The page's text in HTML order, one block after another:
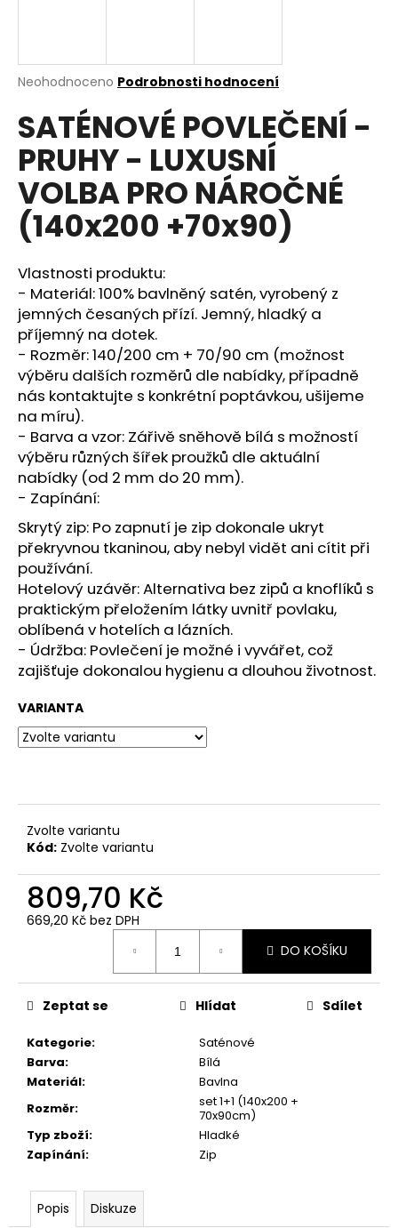
Průměrné
produktu
je
0,0
5
hvězdiček.
Neohodnoceno Podrobnosti hodnocení
SATÉNOVÉ POVLEČENÍ -
PRUHY - LUXUSNÍ
VOLBA PRO NÁROČNÉ
(140x200 +70x90)
Vlastnosti produktu:
- Materiál: 100% bavlněný satén, vyrobený z
jemných česaných přízí. Jemný, hladký a
příjemný na dotek.
- Rozměr: 140/200 cm + 70/90 cm (možnost
výběru dalších rozměrů dle nabídky, případně
nás kontaktujte s konkrétní poptávkou, ušijeme
na míru).
- Barva a vzor: Zářivě sněhově bílá s možností
výběru různých šířek proužků dle aktuální
nabídky (od 2 mm do 20 mm).
- Zapínání:
Skrytý zip: Po zapnutí je zip dokonale ukryt
překryvnou tkaninou, aby nebyl vidět ani cítit při
používání.
Hotelový uzávěr: Alternativa bez zipů a knoflíků s
praktickým přeložením látky uvnitř povlaku,
oblíbená v hotelích a lázních.
- Údržba: Povlečení je možné i vyvářet, což
zajišťuje dokonalou hygienu a dlouhou životnost.
VARIANTA
Zvolte variantu
Kód: Zvolte variantu
809,70 Kč
669,20 Kč bez DPH
DO KOŠÍKU
Kategorie:
Saténové
Barva:
Bílá
Materiál:
Bavlna
Rozměr:
set 1+1 (140x200 +
70x90cm)
Typ zboží:
Hladké
Zapínání: Zip
Zeptat se Hlídat Sdílet
Popis Diskuze
í
t
?
HLEDAT
D
o
p
o
r
u
č
u
j
e
m
e
RUČNÍK
PEJSEK
28,5X50
66,10
Kč